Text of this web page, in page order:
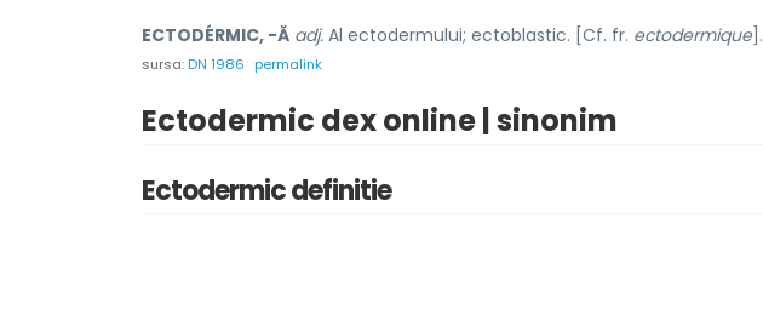
ECTODÉRMIC, -Ă adj. Al ectodermului; ectoblastic. [Cf. fr. ectodermique].
sursa:DN 1986 permalink
Ectodermic dex online | sinonim
Ectodermic definitie